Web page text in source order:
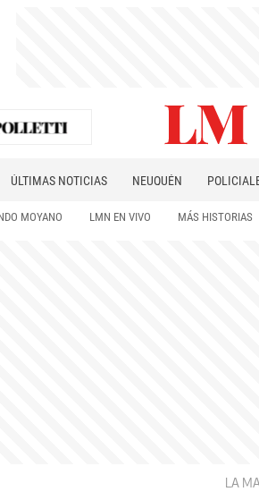
ÚLTIMAS NOTICIAS NEUQUÉN
MOYANO LMN EN VIVO MÁS HISTORIAS
LA